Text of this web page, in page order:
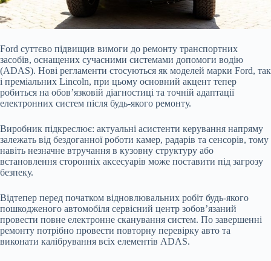
Ford суттєво підвищив вимоги до ремонту транспортних
засобів, оснащених сучасними системами допомоги водію
(ADAS). Нові регламенти стосуються як моделей марки Ford, так
і преміальних Lincoln, при цьому основний акцент тепер
робиться на обов’язковій діагностиці та точній адаптації
електронних систем після будь-якого ремонту.
Виробник підкреслює: актуальні асистенти керування напряму
залежать від бездоганної роботи камер, радарів та сенсорів, тому
навіть незначне втручання в кузовну структуру або
встановлення сторонніх аксесуарів може поставити під загрозу
безпеку.
Відтепер перед початком відновлювальних робіт будь-якого
пошкодженого автомобіля сервісний центр зобов’язаний
провести повне електронне сканування систем. По завершенні
ремонту потрібно провести повторну перевірку авто та
виконати калібрування всіх елементів ADAS.